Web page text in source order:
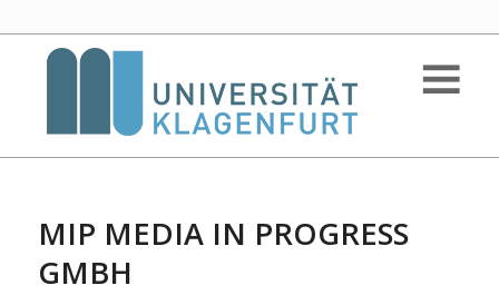
MIP MEDIA IN PROGRESS
GMBH